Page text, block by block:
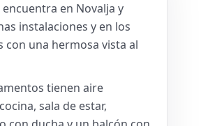
encuentra en Novalja y
instalaciones y en los
con una hermosa vista al
tienen aire
sala de estar,